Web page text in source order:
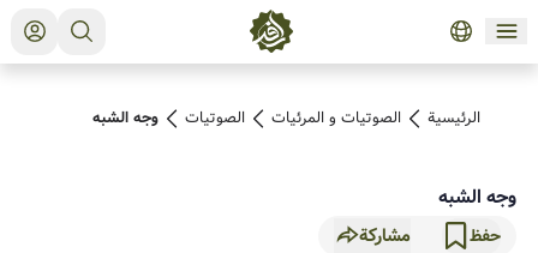
الرئيسية الصوتیات و المرئیات الصوتیات وجه الشبه
وجه الشبه
حفظ مشاركة